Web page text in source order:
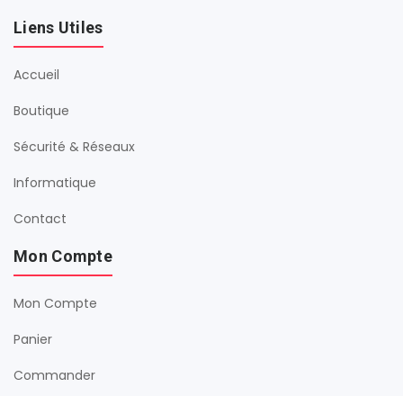
Liens Utiles
Accueil
Boutique
Sécurité & Réseaux
Informatique
Contact
Mon Compte
Mon Compte
Panier
Commander